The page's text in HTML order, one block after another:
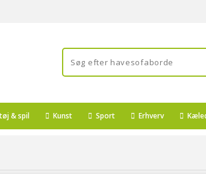
& spil Kunst Sport Erhverv